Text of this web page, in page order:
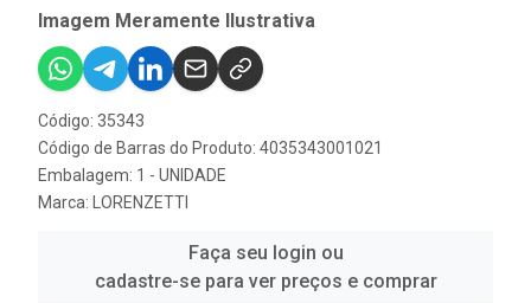
Imagem Meramente Ilustrativa
Código: 35343
Código de Barras do Produto: 4035343001021
Embalagem: 1 - UNIDADE
Marca: LORENZETTI
Faça seu login ou
cadastre-se para ver preços e comprar